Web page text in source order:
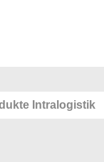
Intralogistik